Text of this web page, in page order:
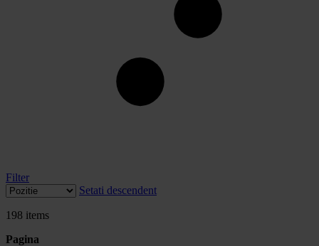
Filter
Setati descendent
198 items
Pagina